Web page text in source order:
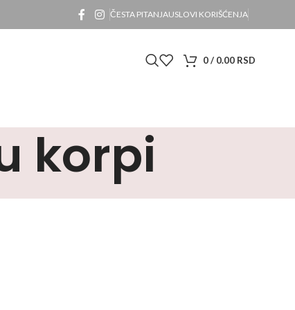
ČESTA PITANJAUSLOVI KORIŠĆENJA
0/ 0.00RSD
korpi